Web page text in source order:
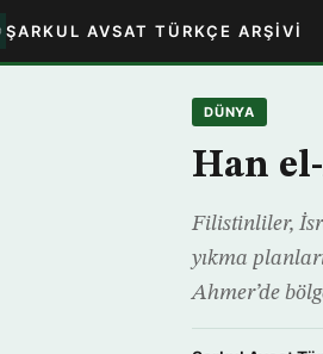
ŞARKUL AVSAT TÜRKÇE ARŞIVI
DÜNYA
Han
Filistinliler,
yıkma
Ahmer’de